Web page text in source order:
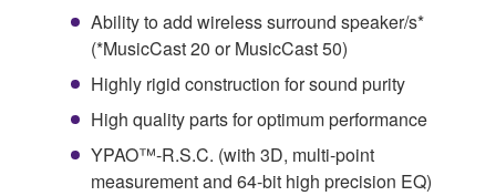
Ability to add wireless surround speaker/s*
(*MusicCast 20 or MusicCast 50)
Highly rigid construction for sound purity
High quality parts for optimum performance
YPAO™-R.S.C. (with 3D, multi-point
measurement and 64-bit high precision EQ)